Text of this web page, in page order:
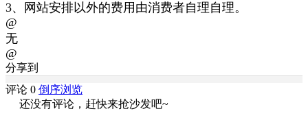
3、网站安排以外的费用由消费者自理自理。
@
无
@
分享到
评论 0 倒序浏览
还没有评论，赶快来抢沙发吧~